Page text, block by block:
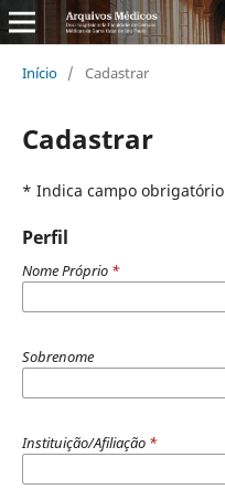
Início / Cadastrar
Cadastrar
* Indica campo obrigatório
Perfil
Nome Próprio *
Sobrenome
Instituição/Afiliação *